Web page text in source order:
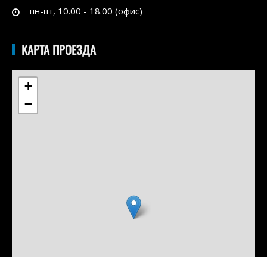
пн-пт, 10.00 - 18.00 (офис)
КАРТА ПРОЕЗДА
+
−